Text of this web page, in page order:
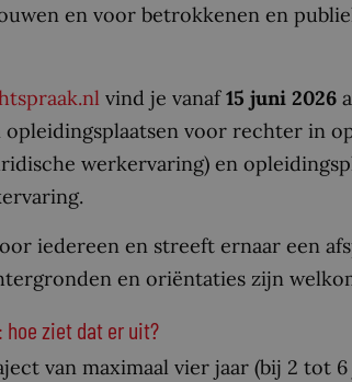
en voor betrokkenen en
vind je vanaf15 juni 2026
opleidingsplaatsen voor rechter in
werkervaring) en
iedereen en streeft ernaar een
en oriëntaties zijn
hoe ziet dat er uit?
van maximaal vier jaar (bij 2 tot